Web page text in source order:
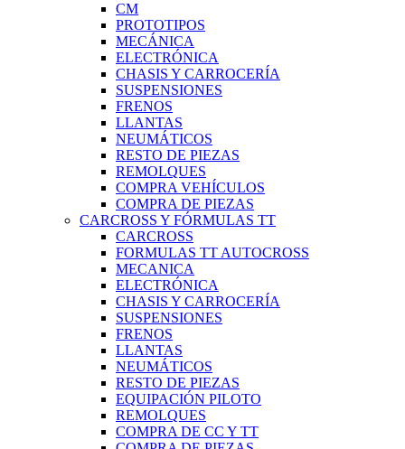
CM
PROTOTIPOS
MECÁNICA
ELECTRÓNICA
CHASIS Y CARROCERÍA
SUSPENSIONES
FRENOS
LLANTAS
NEUMÁTICOS
RESTO DE PIEZAS
REMOLQUES
COMPRA VEHÍCULOS
COMPRA DE PIEZAS
CARCROSS Y FÓRMULAS TT
CARCROSS
FORMULAS TT AUTOCROSS
MECANICA
ELECTRÓNICA
CHASIS Y CARROCERÍA
SUSPENSIONES
FRENOS
LLANTAS
NEUMÁTICOS
RESTO DE PIEZAS
EQUIPACIÓN PILOTO
REMOLQUES
COMPRA DE CC Y TT